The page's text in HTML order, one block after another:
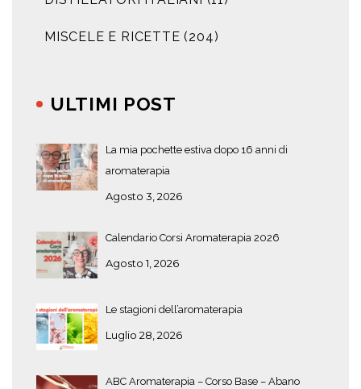
MISCELE E RICETTE (204)
ULTIMI POST
La mia pochette estiva dopo 16 anni di
aromaterapia
Agosto 3, 2026
Calendario Corsi Aromaterapia 2026
Agosto 1, 2026
Le stagioni dell’aromaterapia
Luglio 28, 2026
ABC Aromaterapia – Corso Base – Abano